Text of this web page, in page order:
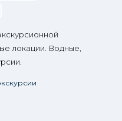
локации. Водные,